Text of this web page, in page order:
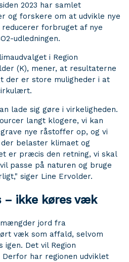
2023 har samlet
og forskere om at udvikle nye
forbruget af nye
udledningen.
i Region
(K), mener, at resultaterne
der er store muligheder i at
lade sig gøre i virkeligheden.
langt klogere, vi kan
nye råstoffer op, og vi
belaster klimaet og
er præcis den retning, vi skal
passe på naturen og bruge
siger Line Ervolder.
– ikke køres væk
jord fra
væk som affald, selvom
igen. Det vil Region
har regionen udviklet